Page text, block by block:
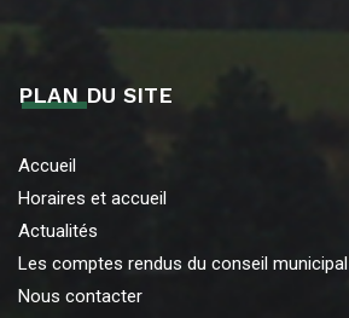
PLAN DU SITE
Accueil
Horaires et accueil
Actualités
Les comptes rendus du conseil municipal
Nous contacter